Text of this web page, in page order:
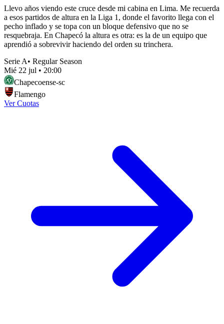
Llevo años viendo este cruce desde mi cabina en Lima. Me recuerda
a esos partidos de altura en la Liga 1, donde el favorito llega con el
pecho inflado y se topa con un bloque defensivo que no se
resquebraja. En Chapecó la altura es otra: es la de un equipo que
aprendió a sobrevivir haciendo del orden su trinchera.
Serie A• Regular Season
Mié 22 jul • 20:00
Chapecoense-sc
Flamengo
Ver Cuotas